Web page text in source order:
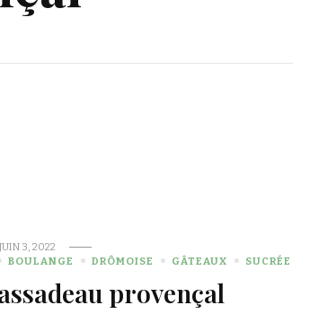
JUIN 3, 2022
BOULANGE DRÔMOISE GÂTEAUX SUCRÉE
provençal